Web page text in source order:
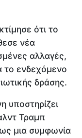
ότι το
νέα
αλλαγές,
το ενδεχόμενο
δράσης.
υποστηρίζει
Τραμπ
μια συμφωνία